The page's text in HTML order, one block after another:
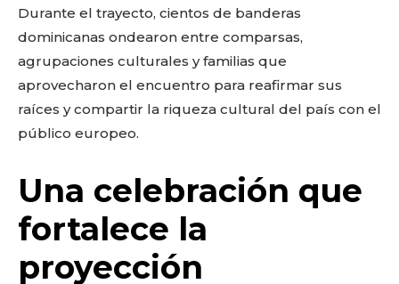
Durante el trayecto, cientos de banderas
dominicanas ondearon entre comparsas,
agrupaciones culturales y familias que
aprovecharon el encuentro para reafirmar sus
raíces y compartir la riqueza cultural del país con el
público europeo.
Una celebración que
fortalece la
proyección